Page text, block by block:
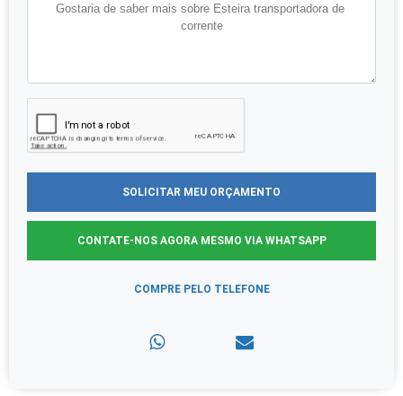
SOLICITAR MEU ORÇAMENTO
CONTATE-NOS AGORA MESMO VIA WHATSAPP
COMPRE PELO TELEFONE